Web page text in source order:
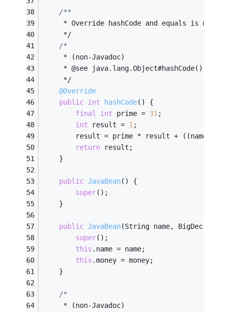
/**
     * Override hashCode and equals is must
     */
/*
     * (non-Javadoc)
     * @see java.lang.Object#hashCode()
     */
@Override
public int hashCode()
{
final
int prime = 31;
int result = 1;
        result = prime * result + ((name ==
return result;
    }
public JavaBean()
{
super();
    }
public JavaBean(String name, BigDecimal
super();
this .name = name;
this .money = money;
    }
/*
     * (non-Javadoc)